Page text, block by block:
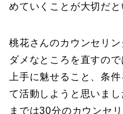
めていくことが大切だと
桃花さんのカウンセリ
ダメなところを直すの
上手に魅せること、条
て活動しようと思いま
までは30分のカウンセ